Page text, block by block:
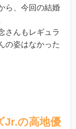
ら、今回の結婚
さんもレギュラ
の姿はなかった
Jr.の高地優